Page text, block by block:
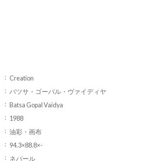
Creation
バツサ・ゴーパル・ヴァイディヤ
Batsa Gopal Vaidya
1988
油彩・画布
94.3×88.8×-
ネパール